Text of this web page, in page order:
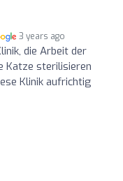
3 years ago
die Arbeit der
Katze sterilisieren
Klinik aufrichtig